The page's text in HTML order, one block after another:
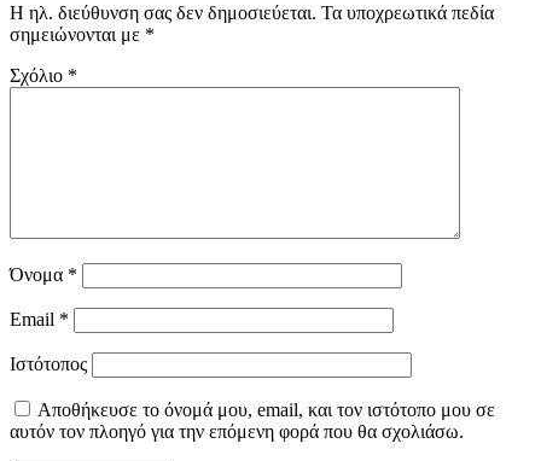
Η ηλ. διεύθυνση σας δεν δημοσιεύεται. Τα υποχρεωτικά πεδία
σημειώνονται με *
Σχόλιο *
Όνομα *
Email *
Ιστότοπος
Αποθήκευσε το όνομά μου, email, και τον ιστότοπο μου σε
αυτόν τον πλοηγό για την επόμενη φορά που θα σχολιάσω.